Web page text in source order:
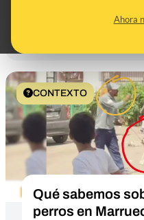
Ahora
de julio de 2026
CONTEXTO
Qué sabemos
perros en